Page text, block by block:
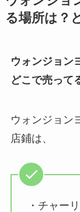
る場所は？
ウォンジョン
どこで売って
ウォンジョン
店鋪は、
・チャー